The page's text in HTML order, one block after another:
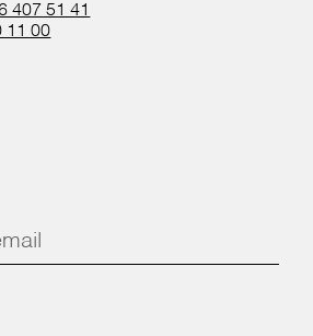
407 51 41
11 00